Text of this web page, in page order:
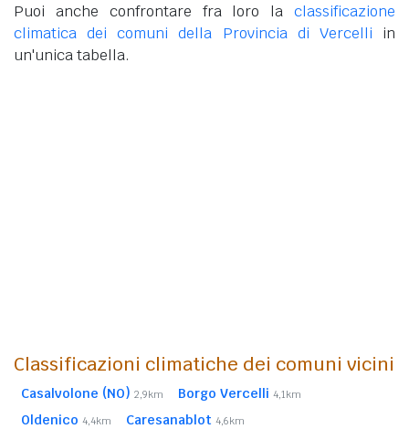
Puoi anche confrontare fra loro la classificazione
climatica dei comuni della Provincia di Vercelli in
un'unica tabella.
Classificazioni climatiche dei comuni vicini
Casalvolone (NO) 2,9km Borgo Vercelli 4,1km
Oldenico 4,4km Caresanablot 4,6km